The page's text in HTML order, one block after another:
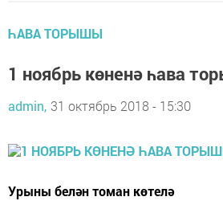
ҺАВА ТОРЫШЫ
1 ноябрь көненә һава
admin, 31 октябрь 2018 - 15:30
Урыны белән томан көтелә